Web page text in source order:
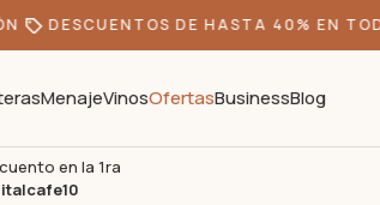
DESCUENTOS DE HASTA 40% EN
MenajeVinosOfertasBusinessBlog
en la 1ra
italcafe10